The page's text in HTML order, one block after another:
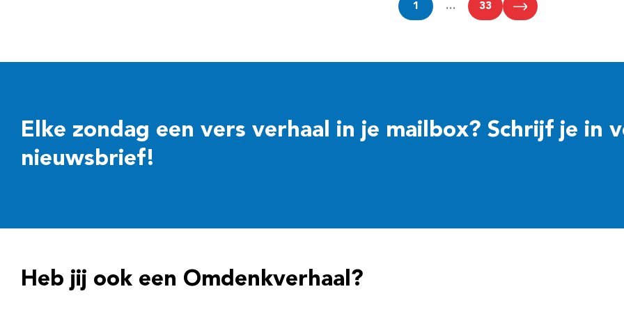
1 … 33
Elke zondag een vers verhaal in je mailbox? Schrijf je in
nieuwsbrief!
Heb jij ook een Omdenkverhaal?